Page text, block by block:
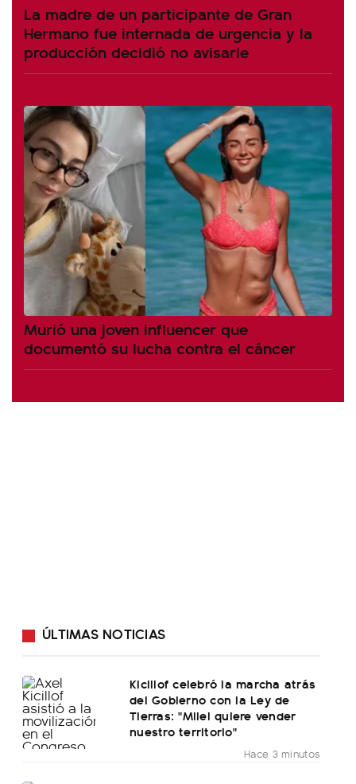
La madre de un participante de Gran
Hermano fue internada de urgencia y la
producción decidió no avisarle
Murió una joven influencer que
documentó su lucha contra el cáncer
ÚLTIMAS NOTICIAS
Kicillof celebró la marcha atrás
del Gobierno con la Ley de
Tierras: "Milei quiere vender
nuestro territorio"
Hace 3 minutos